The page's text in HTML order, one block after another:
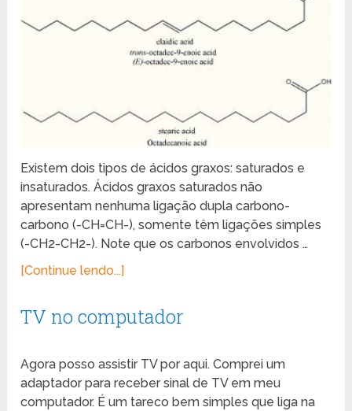
Existem dois tipos de ácidos graxos: saturados e
insaturados. Ácidos graxos saturados não
apresentam nenhuma ligação dupla carbono-
carbono (-CH=CH-), somente têm ligações simples
(-CH2-CH2-). Note que os carbonos envolvidos …
[Continue lendo...]
TV no computador
Agora posso assistir TV por aqui. Comprei um
adaptador para receber sinal de TV em meu
computador. É um tareco bem simples que liga na